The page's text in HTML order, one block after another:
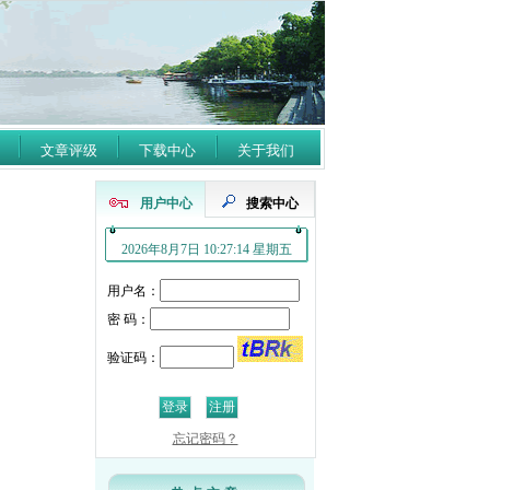
文章评级 下载中心 关于我们
用户中心 搜索中心
2026年8月7日 10:27:15 星期五
用户名：
密 码：
验证码：
忘记密码？